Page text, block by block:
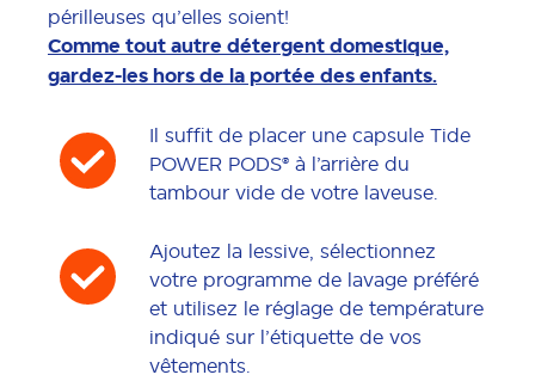
périlleuses qu’elles soient!
Comme tout autre détergent domestique,
gardez-les hors de la portée des enfants.
Il suffit de placer une capsule Tide
POWER PODS® à l’arrière du
tambour vide de votre laveuse.
Ajoutez la lessive, sélectionnez
votre programme de lavage préféré
et utilisez le réglage de température
indiqué sur l’étiquette de vos
vêtements.